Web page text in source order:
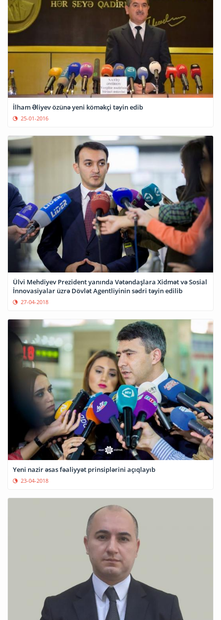
İlham Əliyev özünə yeni köməkçi təyin edib
25-01-2016
Ülvi Mehdiyev Prezident yanında Vətəndaşlara Xidmət və Sosial
İnnovasiyalar üzrə Dövlət Agentliyinin sədri təyin edilib
27-04-2018
Yeni nazir əsas fəaliyyət prinsiplərini açıqlayıb
23-04-2018